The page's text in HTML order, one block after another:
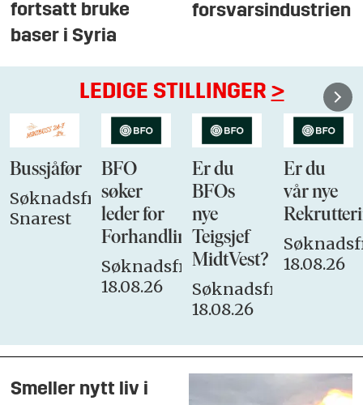
fortsatt bruke
baser i Syria
forsvarsindustrien
LEDIGE STILLINGER >
Bussjåfør
Søknadsfrist:
Snarest
BFO
søker
leder for
Forhandlingsutvalget
Søknadsfrist:
18.08.26
Er du
BFOs
nye
Teigsjef
MidtVest?
Søknadsfrist:
18.08.26
Er du
vår nye
18.08.26
Smeller nytt liv i